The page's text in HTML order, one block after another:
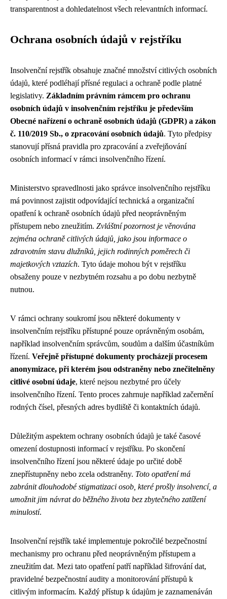
transparentnost a dohledatelnost všech relevantních informací.
Ochrana osobních údajů v rejstříku
Insolvenční rejstřík obsahuje značné množství citlivých osobních
údajů, které podléhají přísné regulaci a ochraně podle platné
legislativy. Základním právním rámcem pro ochranu
osobních údajů v insolvenčním rejstříku je především
Obecné nařízení o ochraně osobních údajů (GDPR) a zákon
č. 110/2019 Sb., o zpracování osobních údajů. Tyto předpisy
stanovují přísná pravidla pro zpracování a zveřejňování
osobních informací v rámci insolvenčního řízení.
Ministerstvo spravedlnosti jako správce insolvenčního rejstříku
má povinnost zajistit odpovídající technická a organizační
opatření k ochraně osobních údajů před neoprávněným
přístupem nebo zneužitím. Zvláštní pozornost je věnována
zejména ochraně citlivých údajů, jako jsou informace o
zdravotním stavu dlužníků, jejich rodinných poměrech či
majetkových vztazích. Tyto údaje mohou být v rejstříku
obsaženy pouze v nezbytném rozsahu a po dobu nezbytně
nutnou.
V rámci ochrany soukromí jsou některé dokumenty v
insolvenčním rejstříku přístupné pouze oprávněným osobám,
například insolvenčním správcům, soudům a dalším účastníkům
řízení. Veřejně přístupné dokumenty procházejí procesem
anonymizace, při kterém jsou odstraněny nebo znečitelněny
citlivé osobní údaje, které nejsou nezbytné pro účely
insolvenčního řízení. Tento proces zahrnuje například začernění
rodných čísel, přesných adres bydliště či kontaktních údajů.
Důležitým aspektem ochrany osobních údajů je také časové
omezení dostupnosti informací v rejstříku. Po skončení
insolvenčního řízení jsou některé údaje po určité době
znepřístupněny nebo zcela odstraněny. Toto opatření má
zabránit dlouhodobé stigmatizaci osob, které prošly insolvencí, a
umožnit jim návrat do běžného života bez zbytečného zatížení
minulostí.
Insolvenční rejstřík také implementuje pokročilé bezpečnostní
mechanismy pro ochranu před neoprávněným přístupem a
zneužitím dat. Mezi tato opatření patří například šifrování dat,
pravidelné bezpečnostní audity a monitorování přístupů k
citlivým informacím. Každý přístup k údajům je zaznamenáván